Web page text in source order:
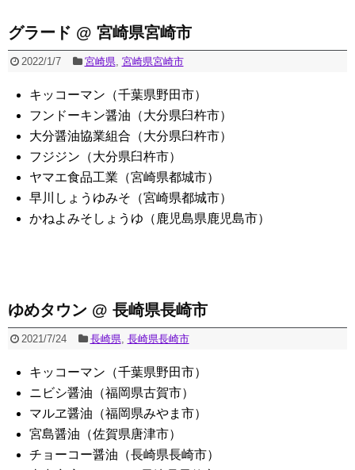
グラード @ 宮崎県宮崎市
2022/1/7 宮崎県, 宮崎県宮崎市
キッコーマン（千葉県野田市）
フンドーキン醤油（大分県臼杵市）
大分醤油協業組合（大分県臼杵市）
フジジン（大分県臼杵市）
ヤマエ食品工業（宮崎県都城市）
早川しょうゆみそ（宮崎県都城市）
かねよみそしょうゆ（鹿児島県鹿児島市）
ゆめタウン @ 長崎県長崎市
2021/7/24 長崎県, 長崎県長崎市
キッコーマン（千葉県野田市）
ニビシ醤油（福岡県古賀市）
マルヱ醤油（福岡県みやま市）
宮島醤油（佐賀県唐津市）
チョーコー醤油（長崎県長崎市）